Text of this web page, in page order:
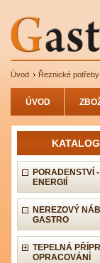
Úvod Řeznické
ÚVOD
PORADENSTVÍ
ENERGIÍ
NEREZOVÝ
GASTRO
TEPELNÁ
OPRACOVÁNÍ